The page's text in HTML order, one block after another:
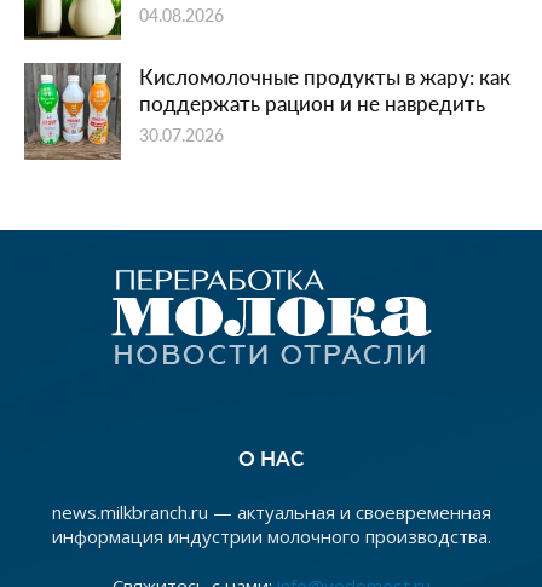
04.08.2026
Кисломолочные продукты в жару: как
поддержать рацион и не навредить
30.07.2026
О НАС
news.milkbranch.ru — актуальная и своевременная
информация индустрии молочного производства.